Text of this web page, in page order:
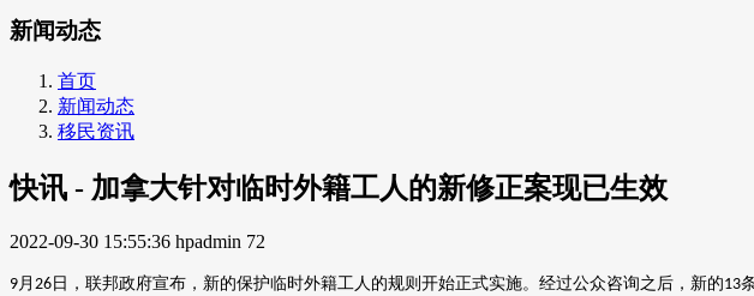
新闻动态
首页
新闻动态
移民资讯
快讯 - 加拿大针对临时外籍工人的新修正案现已生效
2022-09-30 15:55:36 hpadmin 72
9 月 26 日，联邦政府宣布，新的保护临时外籍工人的规则开始正式实施。经过公众咨询之后，新的13